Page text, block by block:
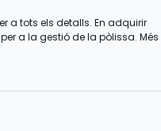
a tots els detalls. En adquirir
a la gestió de la pòlissa.